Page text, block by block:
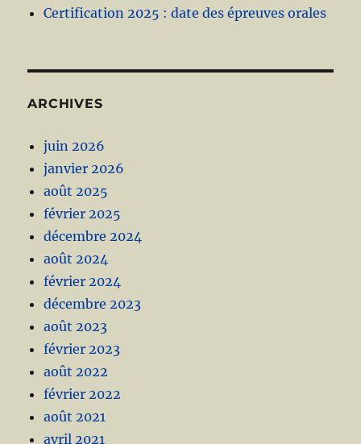
Certification 2025 : date des épreuves orales
ARCHIVES
juin 2026
janvier 2026
août 2025
février 2025
décembre 2024
août 2024
février 2024
décembre 2023
août 2023
février 2023
août 2022
février 2022
août 2021
avril 2021